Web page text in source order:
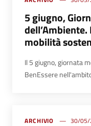
5 giugno,
mobilità
Il 5 giugno, giornata
BenEssere
ARCHIVIO 30/05/